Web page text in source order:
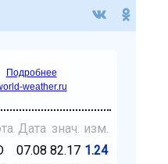
Подробнее
weather.ru
Дата знач. изм.
07.08 82.17 1.24